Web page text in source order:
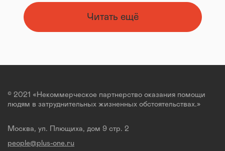
Читать ещё
© 2021 «Некоммерческое партнерство оказания помощи
людям в затруднительных жизненных обстоятельствах.»
Москва, ул. Плющиха, дом 9 стр. 2
people@plus-one.ru